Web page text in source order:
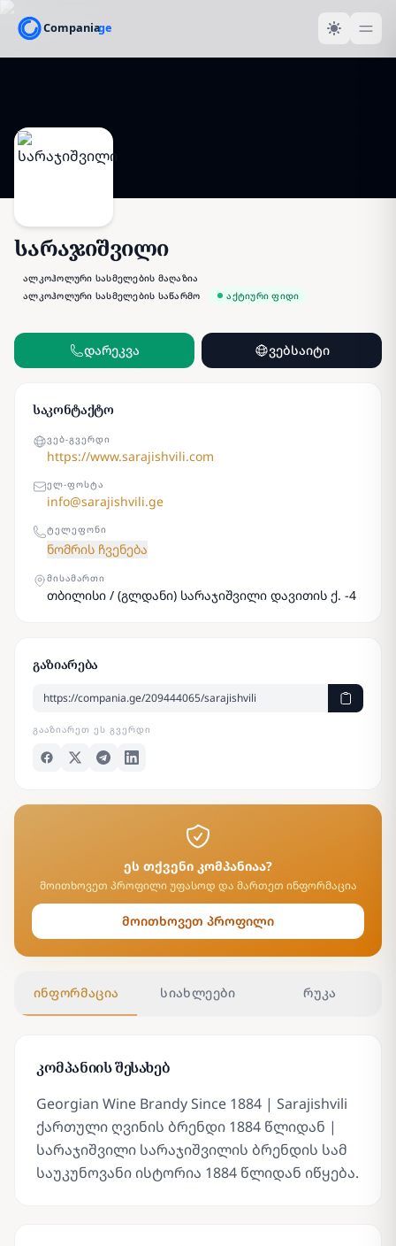
სარაჯიშვილი
ალკოჰოლური სასმელების მაღაზია
ალკოჰოლური სასმელების საწარმო
აქტიური ფიდი
დარეკვა ვებსაიტი
საკონტაქტო
ᲕᲔᲑ-ᲒᲕᲔᲠᲓᲘ
https://www.sarajishvili.com
ᲔᲚ-ᲤᲝᲡᲢᲐ
info@sarajishvili.ge
ᲢᲔᲚᲔᲤᲝᲜᲘ
ნომრის ჩვენება
ᲛᲘᲡᲐᲛᲐᲠᲗᲘ
თბილისი / (გლდანი) სარაჯიშვილი დავითის ქ. -4
გაზიარება
ᲒᲐᲐᲖᲘᲐᲠᲔᲗ ᲔᲡ ᲒᲕᲔᲠᲓᲘ
ეს თქვენი კომპანიაა?
მოითხოვეთ პროფილი უფასოდ და მართეთ ინფორმაცია
მოითხოვეთ პროფილი
ინფორმაცია სიახლეები რუკა
კომპანიის შესახებ
Georgian Wine Brandy Since 1884 | Sarajishvili
ქართული ღვინის ბრენდი 1884 წლიდან |
სარაჯიშვილი სარაჯიშვილის ბრენდის სამ
საუკუნოვანი ისტორია 1884 წლიდან იწყება.